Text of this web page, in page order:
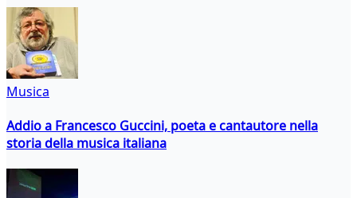
Musica
Addio a Francesco Guccini, poeta e cantautore nella
storia della musica italiana